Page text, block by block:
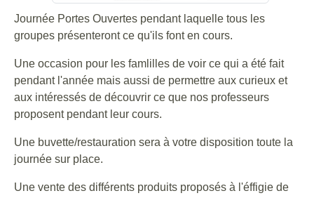
Journée Portes Ouvertes pendant laquelle tous les
groupes présenteront ce qu'ils font en cours.
Une occasion pour les famlilles de voir ce qui a été fait
pendant l'année mais aussi de permettre aux curieux et
aux intéressés de découvrir ce que nos professeurs
proposent pendant leur cours.
Une buvette/restauration sera à votre disposition toute la
journée sur place.
Une vente des différents produits proposés à l'éffigie de